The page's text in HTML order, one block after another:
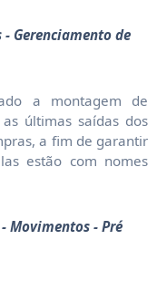
Gerenciamento de
a montagem de
últimas saídas dos
a fim de garantir
estão com nomes
Movimentos - Pré